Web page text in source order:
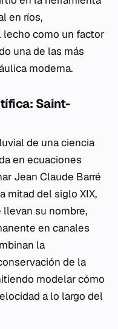
en ríos,
lecho como un factor
una de las más
moderna.
Saint-
de una ciencia
en ecuaciones
Jean Claude Barré
mitad del siglo XIX,
su nombre,
en canales
la
de la
modelar cómo
a lo largo del